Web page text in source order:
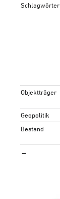
Schlagwörter
Objektträger
Geopolitik
Bestand
→